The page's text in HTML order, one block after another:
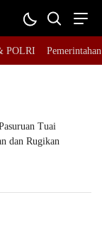
POLRI Pemerintahan
Tuai
dan Rugikan